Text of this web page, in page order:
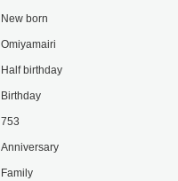
New born
Omiyamairi
Half birthday
Birthday
753
Anniversary
Family